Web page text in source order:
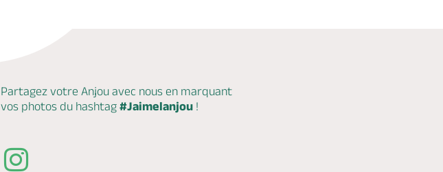
Partagez votre Anjou avec nous en marquant
vos photos du hashtag #Jaimelanjou !